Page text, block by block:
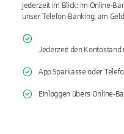
jederzeit im Blick: im Online-
unser Telefon-Banking, am
Jederzeit den Kontostand
App Sparkasse oder
Einloggen übers Online-